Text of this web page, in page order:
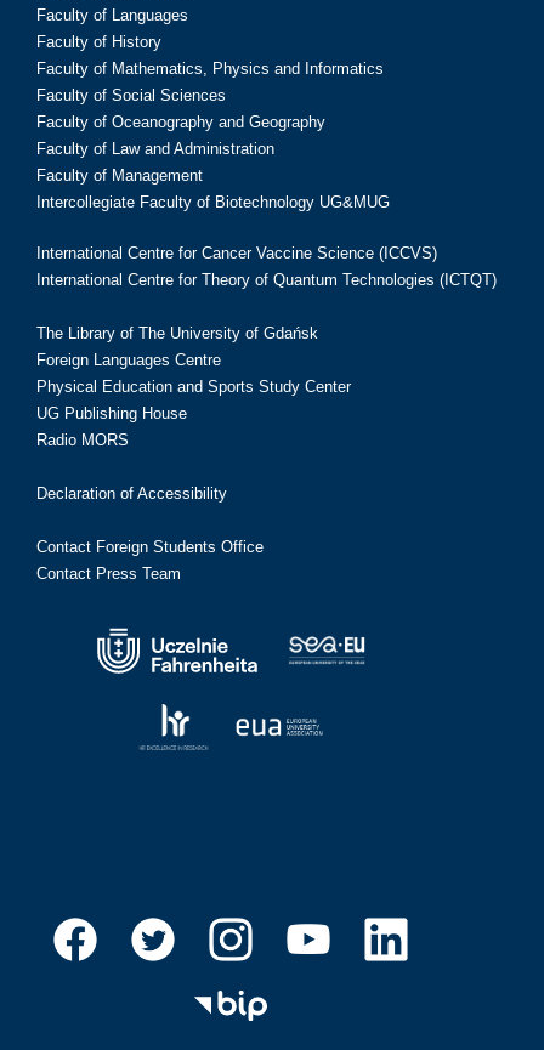
Faculty of Languages
Faculty of History
Faculty of Mathematics, Physics and Informatics
Faculty of Social Sciences
Faculty of Oceanography and Geography
Faculty of Law and Administration
Faculty of Management
Intercollegiate Faculty of Biotechnology UG&MUG
International Centre for Cancer Vaccine Science (ICCVS)
International Centre for Theory of Quantum Technologies (ICTQT)
The Library of The University of Gdańsk
Foreign Languages Centre
Physical Education and Sports Study Center
UG Publishing House
Radio MORS
Declaration of Accessibility
Contact Foreign Students Office
Contact Press Team